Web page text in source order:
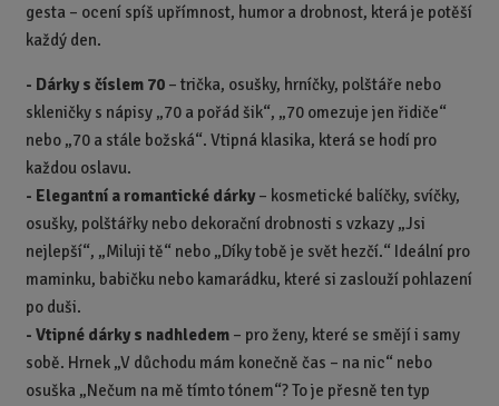
gesta – ocení spíš upřímnost, humor a drobnost, která je potěší
každý den.
- Dárky s číslem 70– trička, osušky, hrníčky, polštáře nebo
skleničky s nápisy „70 a pořád šik“, „70 omezuje jen řidiče“
nebo „70 a stále božská“. Vtipná klasika, která se hodí pro
každou oslavu.
- Elegantní a romantické dárky– kosmetické balíčky, svíčky,
osušky, polštářky nebo dekorační drobnosti s vzkazy „Jsi
nejlepší“, „Miluji tě“ nebo „Díky tobě je svět hezčí.“ Ideální pro
maminku, babičku nebo kamarádku, které si zaslouží pohlazení
po duši.
- Vtipné dárky s nadhledem– pro ženy, které se smějí i samy
sobě. Hrnek „V důchodu mám konečně čas – na nic“ nebo
osuška „Nečum na mě tímto tónem“? To je přesně ten typ